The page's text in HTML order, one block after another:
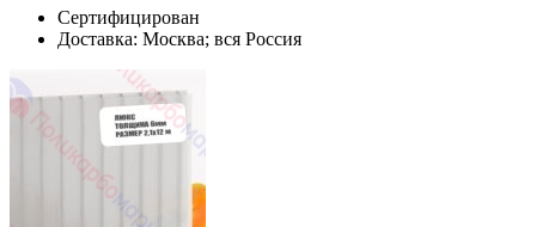
Сертифицирован
Доставка: Москва; вся Россия